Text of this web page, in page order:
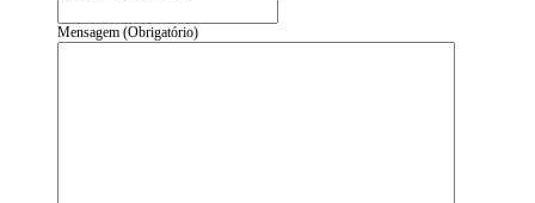
Mensagem (Obrigatório)